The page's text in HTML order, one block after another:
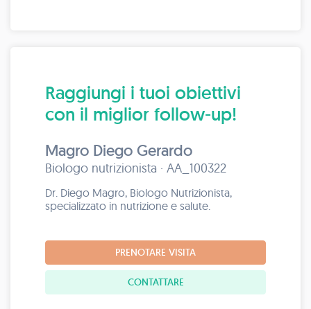
Raggiungi i tuoi obiettivi
con il miglior follow-up!
Magro Diego Gerardo
Biologo nutrizionista · AA_100322
Dr. Diego Magro, Biologo Nutrizionista,
specializzato in nutrizione e salute.
PRENOTARE VISITA
CONTATTARE